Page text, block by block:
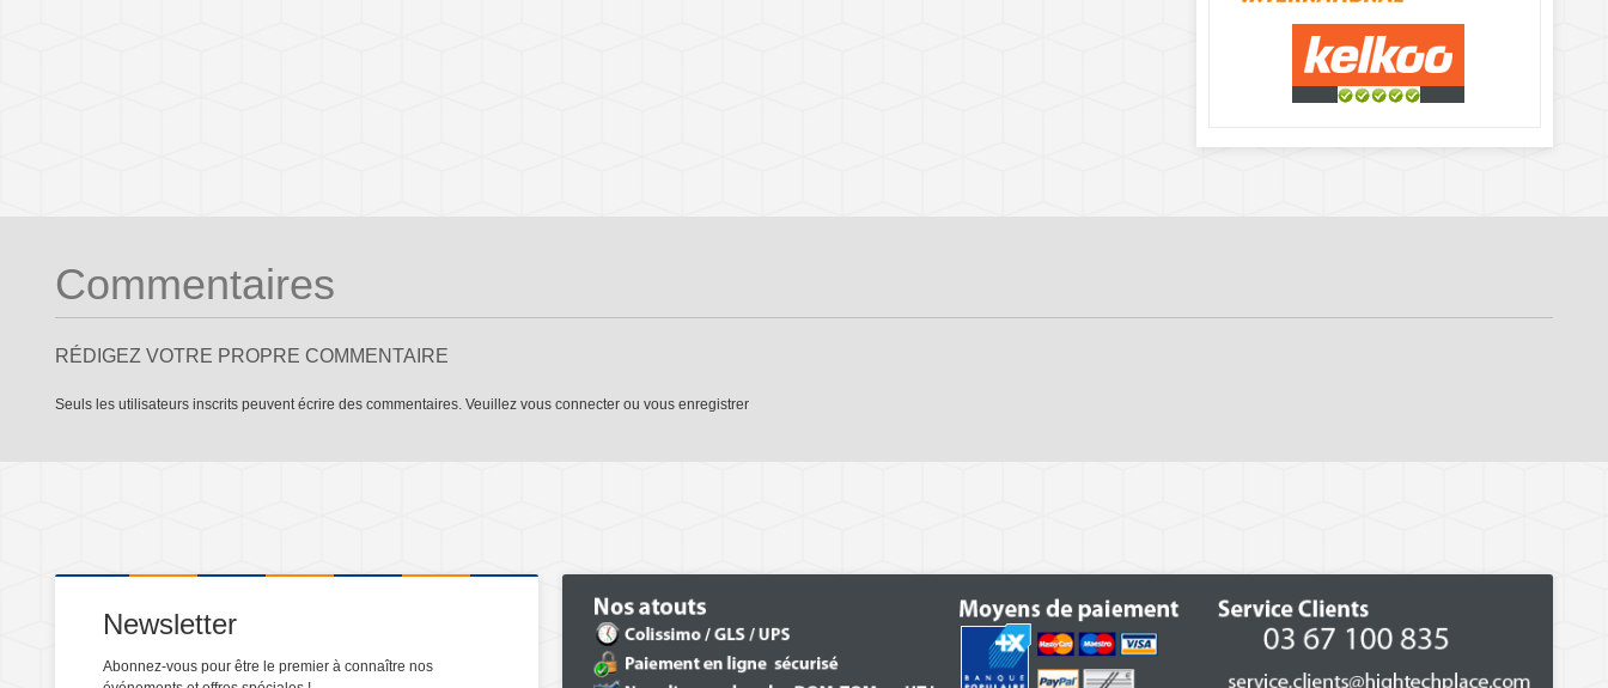
Commentaires
RÉDIGEZ VOTRE PROPRE COMMENTAIRE
Seuls les utilisateurs inscrits peuvent écrire des commentaires. Veuillez vous connecter ou vous enregistrer
Newsletter
Abonnez-vous pour être le premier à connaître nos